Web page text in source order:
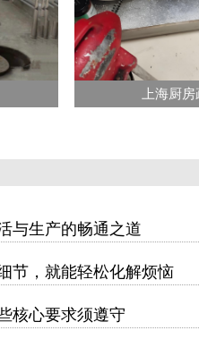
上海厨
与生产的畅通之道
节，就能轻松化解烦恼
核心要求须遵守